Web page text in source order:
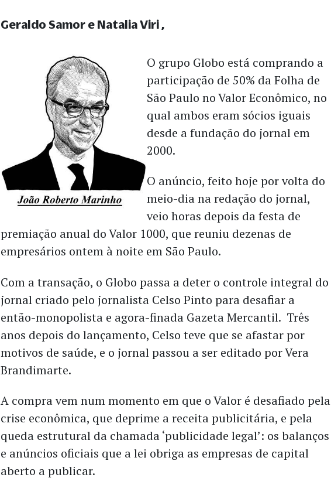
O grupo Globo está comprando a
participação de 50% da Folha de
São Paulo no Valor Econômico, no
qual ambos eram sócios iguais
desde a fundação do jornal em
2000.
O anúncio, feito hoje por volta do
meio-dia na redação do jornal,
veio horas depois da festa de
premiação anual do Valor 1000, que reuniu dezenas de
empresários ontem à noite em São Paulo.
Com a transação, o Globo passa a deter o controle integral do
jornal criado pelo jornalista Celso Pinto para desafiar a
então-monopolista e agora-finada Gazeta Mercantil. Três
anos depois do lançamento, Celso teve que se afastar por
motivos de saúde, e o jornal passou a ser editado por Vera
Brandimarte.
A compra vem num momento em que o Valor é desafiado pela
crise econômica, que deprime a receita publicitária, e pela
queda estrutural da chamada ‘publicidade legal’: os balanços
e anúncios oficiais que a lei obriga as empresas de capital
aberto a publicar.
Geraldo Samor e Natalia Viri